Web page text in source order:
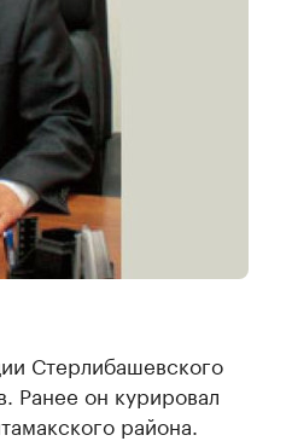
Стерлибашевского
Ранее он курировал
района.